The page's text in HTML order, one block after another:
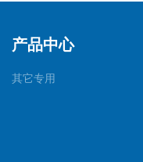
产品中心
其它专用